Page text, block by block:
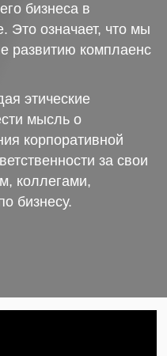
бизнеса в
Это означает, что мы
развитию комплаенс
этические
мысль о
корпоративной
за свои
коллегами,
бизнесу.